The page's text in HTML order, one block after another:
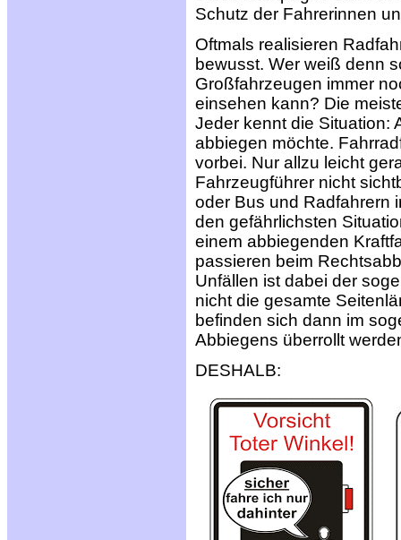
Schutz der Fahrerinnen
Oftmals realisieren
bewusst. Wer weiß denn
Großfahrzeugen immer
einsehen kann? Die
Jeder kennt die Situation:
abbiegen möchte.
vorbei. Nur allzu leicht
Fahrzeugführer nicht
oder Bus und Radfahrern
den gefährlichsten
einem abbiegenden
passieren beim
Unfällen ist dabei der
nicht die gesamte
befinden sich dann im
Abbiegens überrollt
DESHALB: